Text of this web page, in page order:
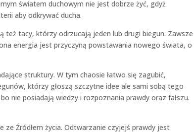
światem duchowym nie jest dobrze żyć, gdyż
aby odkrywać ducha.
tacy, którzy odrzucają jeden lub drugi biegun. Zawsze
energia jest przyczyną powstawania nowego świata, o
struktury. W tym chaosie łatwo się zagubić,
którzy głoszą szczytne idee ale sami sobą tego
nie posiadają wiedzy i rozpoznania prawdy oraz fałszu.
Źródłem życia. Odtwarzanie czyjejś prawdy jest